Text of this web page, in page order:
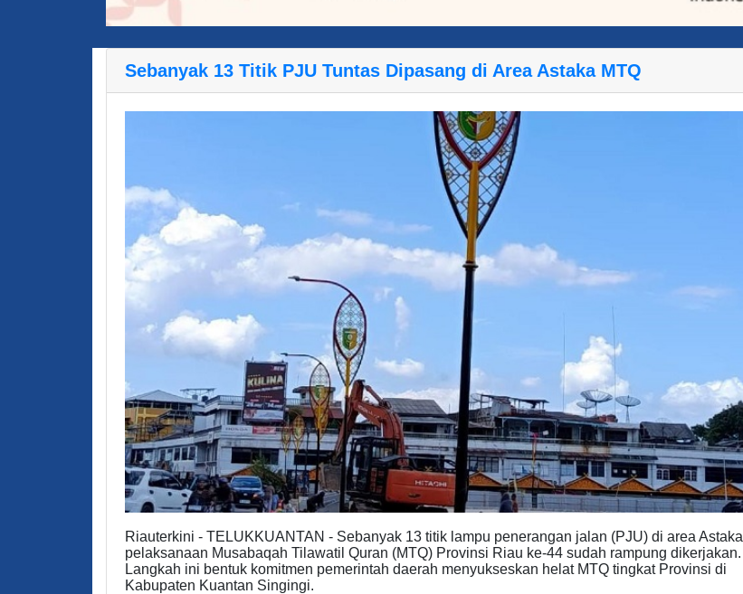
Sebanyak 13 Titik PJU Tuntas Dipasang di Area Astaka MTQ
Riauterkini - TELUKKUANTAN - Sebanyak 13 titik lampu penerangan jalan (PJU) di area Astaka
pelaksanaan Musabaqah Tilawatil Quran (MTQ) Provinsi Riau ke-44 sudah rampung dikerjakan.
Langkah ini bentuk komitmen pemerintah daerah menyukseskan helat MTQ tingkat Provinsi di
Kabupaten Kuantan Singingi.